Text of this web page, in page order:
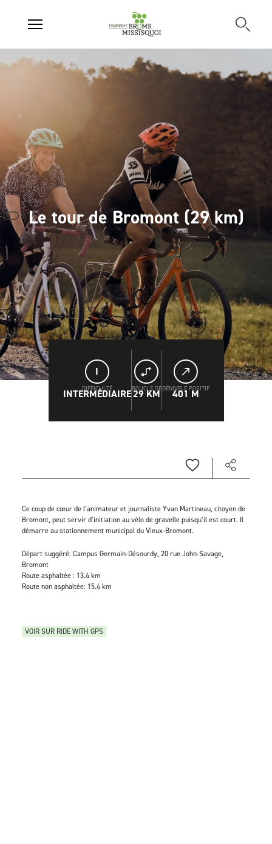
Le tour de Bromont (29 km)
I
DIFFICULTÉ
INTERMÉDIAIREBOUCLE DE
29 KM DÉNIVELÉ POSITIF
401 M
Ce coup de cœur de l’animateur et journaliste Yvan Martineau, citoyen de
Bromont, peut servir d’initiation au vélo de gravelle puisqu’il est court. Il
démarre au stationnement municipal du Vieux-Bromont.
Départ suggéré: Campus Germain-Désourdy, 20 rue John-Savage,
Bromont
Route asphaltée : 13.4 km
Route non asphaltée: 15.4 km
VOIR SUR RIDE WITH GPS